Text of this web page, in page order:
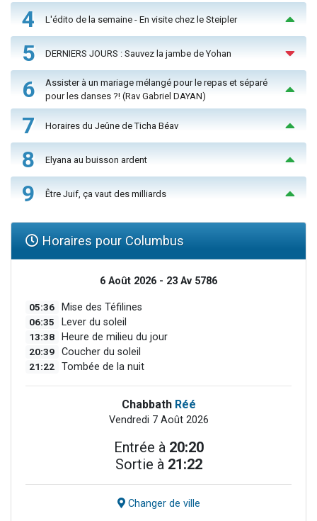
4 L'édito de la semaine - En visite chez le Steipler
5 DERNIERS JOURS : Sauvez la jambe de Yohan
6
Assister à un mariage mélangé pour le repas et séparé
pour les danses ?! (Rav Gabriel DAYAN)
7 Horaires du Jeûne de Ticha Béav
8 Elyana au buisson ardent
9 Être Juif, ça vaut des milliards
Horaires pour Columbus
6 Août 2026 - 23 Av 5786
05:36 Mise des Téfilines
06:35 Lever du soleil
13:38 Heure de milieu du jour
20:39 Coucher du soleil
21:22 Tombée de la nuit
Chabbath Réé
Vendredi 7 Août 2026
Entrée à 20:20
Sortie à 21:22
Changer de ville